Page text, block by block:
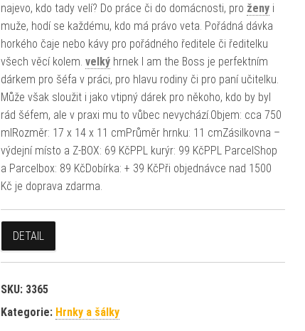
najevo, kdo tady velí? Do práce či do domácnosti, pro ženyi
muže, hodí se každému, kdo má právo veta. Pořádná dávka
horkého čaje nebo kávy pro pořádného ředitele či ředitelku
všech věcí kolem. velkýhrnek I am the Boss je perfektním
dárkem pro šéfa v práci, pro hlavu rodiny či pro paní učitelku.
Může však sloužit i jako vtipný dárek pro někoho, kdo by byl
rád šéfem, ale v praxi mu to vůbec nevychází.Objem: cca 750
mlRozměr: 17 x 14 x 11 cmPrůměr hrnku: 11 cmZásilkovna –
výdejní místo a Z-BOX: 69 KčPPL kurýr: 99 KčPPL ParcelShop
a Parcelbox: 89 KčDobírka: + 39 KčPři objednávce nad 1500
Kč je doprava zdarma.
DETAIL
SKU: 3365
Kategorie: Hrnky a šálky